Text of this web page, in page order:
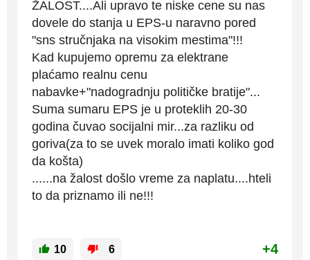
ŽALOST....Ali upravo te niske cene su nas
dovele do stanja u EPS-u naravno pored
"sns stručnjaka na visokim mestima"!!!
Kad kupujemo opremu za elektrane
plaćamo realnu cenu
nabavke+"nadogradnju političke bratije"...
Suma sumaru EPS je u proteklih 20-30
godina čuvao socijalni mir...za razliku od
goriva(za to se uvek moralo imati koliko god
da košta)
......na žalost došlo vreme za naplatu....hteli
to da priznamo ili ne!!!
10 6 +4